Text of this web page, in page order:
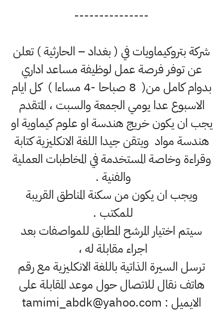
---------------
شركة بتروكيماويات في ( بغداد – الحارثية ) تعلن
عن توفر فرصة عمل لوظيفة مساعد اداري
بدوام كامل من( 8 صباحا -4 مساءا ) كل ايام
الاسبوع عدا يومي الجمعة والسبت ، المتقدم
يجب ان يكون خريج هندسة او علوم كيماوية او
هندسة مواد ويتقن جيدا اللغة الانكليزية كتابة
وقراءة وخاصة المستخدمة في المخاطبات العملية
والفنية .
ويجب ان يكون من سكنة المناطق القريبة
للمكتب .
سيتم اختيار المرشح المطابق للمواصفات بعد
اجراء مقابلة له ،
ترسل السيرة الذاتية باللغة الانكليزية مع رقم
هاتف نقال للاتصال حول موعد المقابلة على
الايميل : tamimi_abdk@yahoo.com